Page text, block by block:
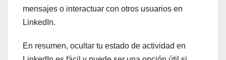
mensajes o interactuar con otros usuarios en
LinkedIn.
En resumen, ocultar tu estado de actividad en